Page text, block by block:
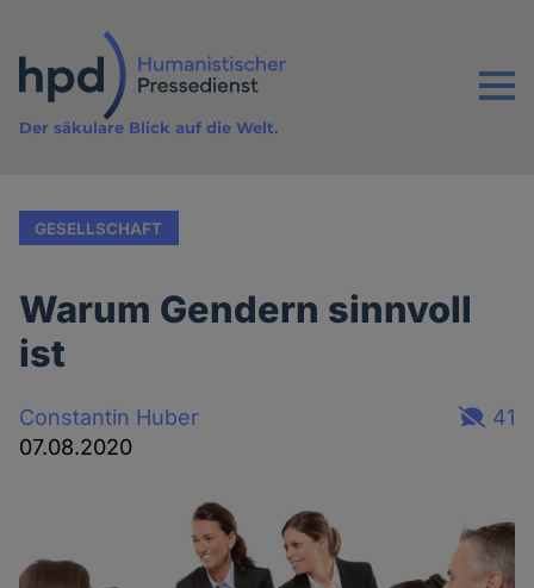
Inhalt
Menu
Der säkulare Blick auf die Welt.
GESELLSCHAFT
Warum Gendern sinnvoll
ist
Constantin Huber
07.08.2020
41